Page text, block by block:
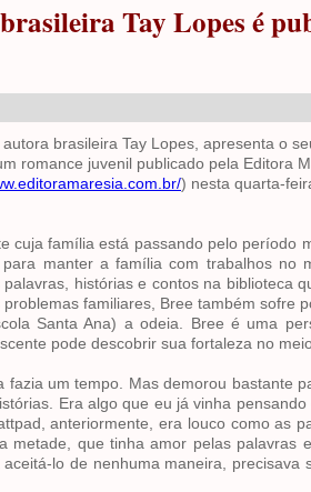
Tay Lopes é
brasileira Tay Lopes, apresenta o
romance juvenil publicado pela Editora
) nesta quarta-
cuja família está passando pelo período
manter a família com trabalhos no
histórias e contos na biblioteca
familiares, Bree também sofre
Santa Ana) a odeia. Bree é uma
pode descobrir sua fortaleza no
fazia um tempo. Mas demorou bastante
Era algo que eu já vinha
anteriormente, era louco como as
metade, que tinha amor pelas palavras
lo de nenhuma maneira, precisava